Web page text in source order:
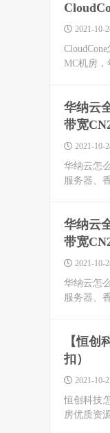
2021-10-
MC机房，
华纳云
带宽
2021-10-
华纳云怎
服务器、
华纳云
带宽
2021-10-
华纳云怎
服务器、
【恒
扣）
2021-10-
恒创科技
房优质资